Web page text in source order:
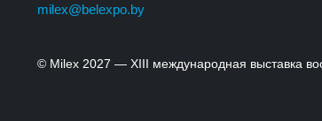
milex@belexpo.by
© Milex 2027 — XIII международная выставка